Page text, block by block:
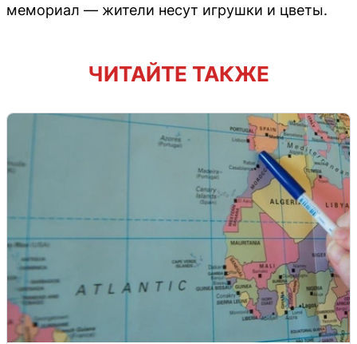
мемориал — жители несут игрушки и цветы.
ЧИТАЙТЕ ТАКЖЕ